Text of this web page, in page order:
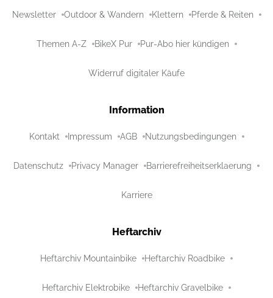
Newsletter Outdoor & Wandern Klettern Pferde & Reiten
Themen A-Z BikeX Pur Pur-Abo hier kündigen
Widerruf digitaler Käufe
Information
Kontakt Impressum AGB Nutzungsbedingungen
Datenschutz Privacy Manager Barrierefreiheitserklaerung
Karriere
Heftarchiv
Heftarchiv Mountainbike Heftarchiv Roadbike
Heftarchiv Elektrobike Heftarchiv Gravelbike